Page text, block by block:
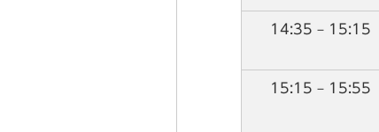
14:35 – 15:15
15:15 – 15:55